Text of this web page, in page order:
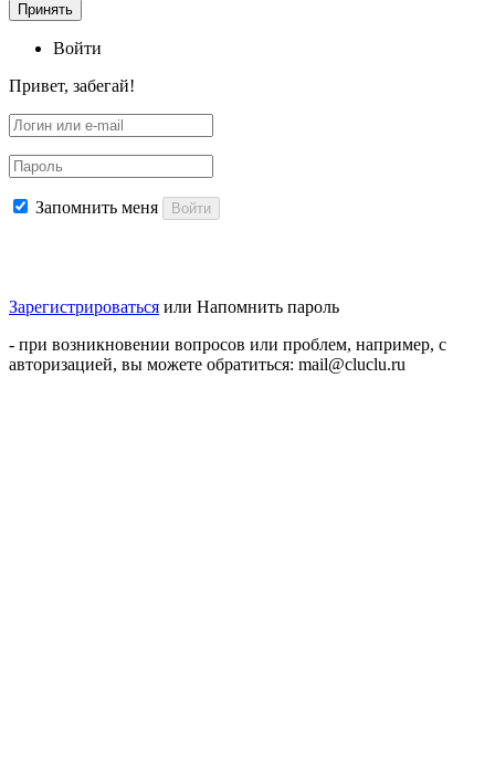
Принять
Войти
Привет, забегай!
Запомнить меня Войти
Зарегистрироваться или Напомнить пароль
- при возникновении вопросов или проблем, например, с
авторизацией, вы можете обратиться: mail@cluclu.ru